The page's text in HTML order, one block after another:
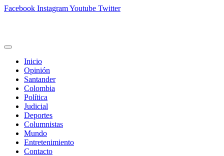
Facebook InstagramYoutube Twitter
Inicio
Opinión
Santander
Colombia
Política
Judicial
Deportes
Columnistas
Mundo
Entretenimiento
Contacto